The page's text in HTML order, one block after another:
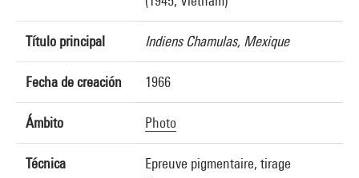
Título principal Indiens Chamulas, Mexique
Fecha de creación 1966
Ámbito Photo
Técnica
Epreuve pigmentaire, tirage